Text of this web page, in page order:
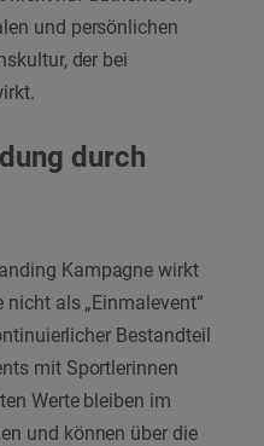
und persönlichen
der bei
durch
Kampagne wirkt
als „Einmalevent“
Bestandteil
mit Sportlerinnen
Werte bleiben im
und können über die